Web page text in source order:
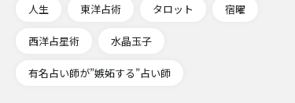
人生 東洋占術 タロット 宿曜
西洋占星術 水晶玉子
有名占い師が”嫉妬する”占い師